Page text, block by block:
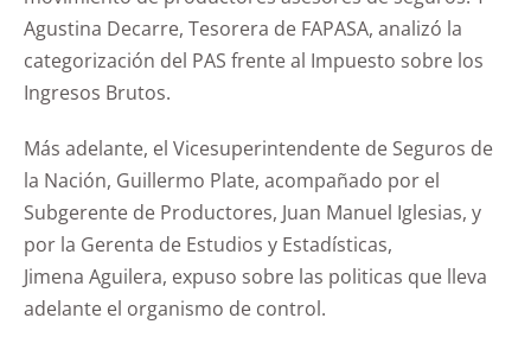
Agustina Decarre, Tesorera de FAPASA, analizó la
categorización del PAS frente al Impuesto sobre los
Ingresos Brutos.
Más adelante, el Vicesuperintendente de Seguros de
la Nación, Guillermo Plate, acompañado por el
Subgerente de Productores, Juan Manuel Iglesias, y
por la Gerenta de Estudios y Estadísticas,
Jimena Aguilera, expuso sobre las politicas que lleva
adelante el organismo de control.